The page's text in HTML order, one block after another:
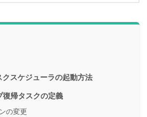
スケジューラの起動方法
復帰タスクの定義
の変更